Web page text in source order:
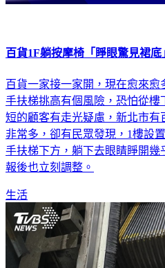
百貨1F躺按摩椅「睜眼驚見裙
百貨一家接一家開，現在愈來
手扶梯挑高有個風險，恐怕從
短的顧客有走光疑慮，新北市有
非常多，卻有民眾發現，1樓設
手扶梯下方，躺下去眼睛睜開
報後也立刻調整。
生活